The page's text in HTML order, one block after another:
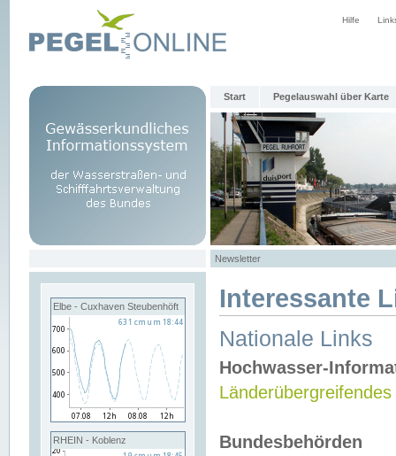
Hilfe
Start Pegelauswahl über Karte
Newsletter
Elbe - Cuxhaven Steubenhöft
RHEIN - Koblenz
Interessante
Nationale Links
Hochwasser-
Bundesbehörden